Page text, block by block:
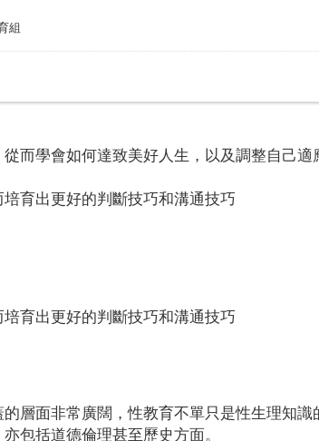
組
而學會如何達致美好人生，以及調整自己適
育出更好的判斷技巧和溝通技巧
育出更好的判斷技巧和溝通技巧
層面非常廣闊，性教育不單只是性生理知識
包括道德倫理甚至歷史方面。